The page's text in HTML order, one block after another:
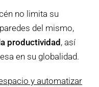
no limita su
del mismo,
productividad , así
en su globalidad.
y automatizar